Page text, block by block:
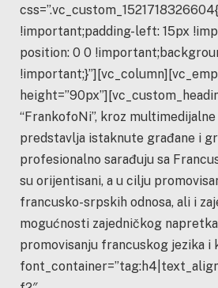
!important;padding-left: 15px
position: 0 0
“FrankofoNi”, kroz multimedijalne
predstavlja istaknute građane i
profesionalno sarađuju sa
su orijentisani, a u cilju
francusko-srpskih odnosa, ali i
mogućnosti zajedničkog
promovisanju francuskog jezika i